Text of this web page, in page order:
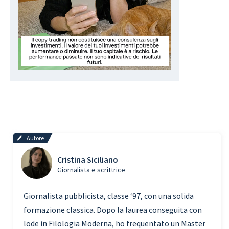
Autore
Cristina Siciliano
Giornalista e scrittrice
Giornalista pubblicista, classe ‘97, con una solida
formazione classica. Dopo la laurea conseguita con
lode in Filologia Moderna, ho frequentato un Master